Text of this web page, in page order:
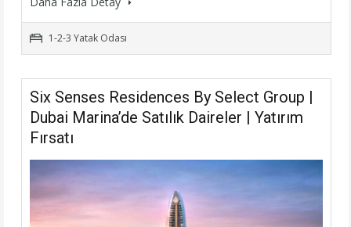
1-2-3 Yatak Odası
Six Senses Residences By Select Group |
Dubai Marina’de Satılık Daireler | Yatırım
Fırsatı